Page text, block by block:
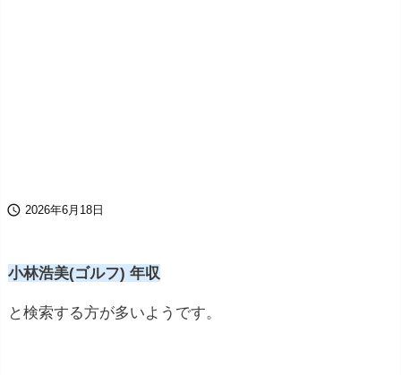
 2026年6月18日
小林浩美(ゴルフ) 年収
と検索する方が多いようです。